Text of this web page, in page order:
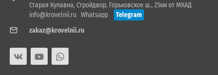
Старая Купавна, Стройдвор, Горьковское ш., 25км от МКАД
info@krovelnii.ru Whatsapp
Telegram
zakaz@krovelnii.ru